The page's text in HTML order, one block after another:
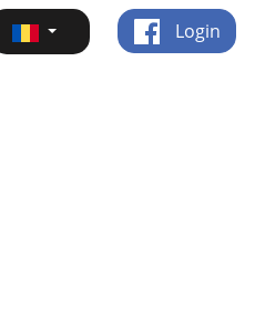
Login